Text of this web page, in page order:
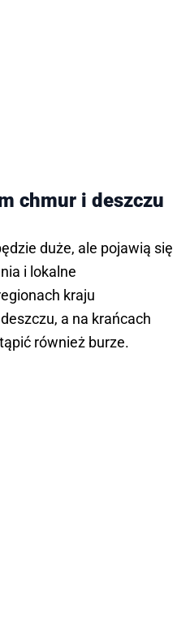
chmur i deszczu
duże, ale pojawią się
i lokalne
kraju
a na krańcach
również burze.